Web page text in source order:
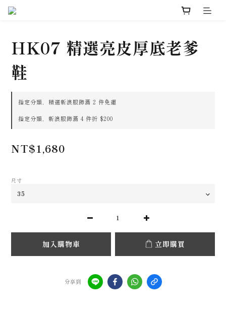
HK07 精選亮皮厚底老爹
鞋
指定分類，精選新浪服飾滿 2 件免運
指定分類，新浪服飾滿 4 件折 $200
NT$1,680
尺寸
加入購物車 立即購買
分享到